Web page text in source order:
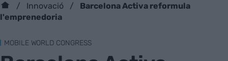
Innovació
Barcelona Activa reformula
l'emprenedoria
MOBILE WORLD CONGRESS